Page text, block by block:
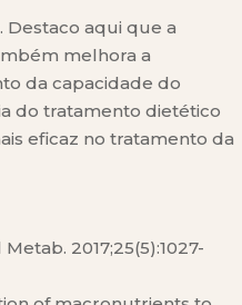
Destaco aqui que a
melhora a
da capacidade do
do tratamento dietético
eficaz no tratamento da
2017;25(5):1027-